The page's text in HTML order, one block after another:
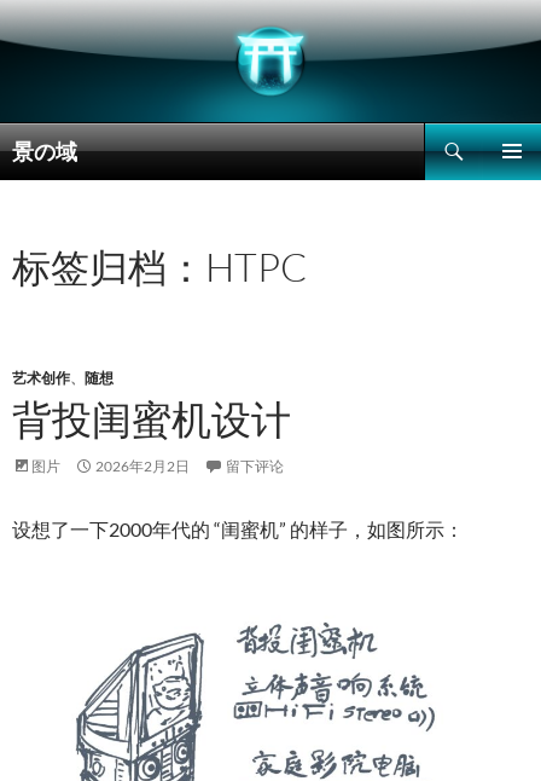
景の域
搜
索
文
标签归档：HTPC
艺术创作、 随想
背投闺蜜机设计
图片 2026年2月2日 留下评论
设想了一下2000年代的 “闺蜜机” 的样子，如图所示：